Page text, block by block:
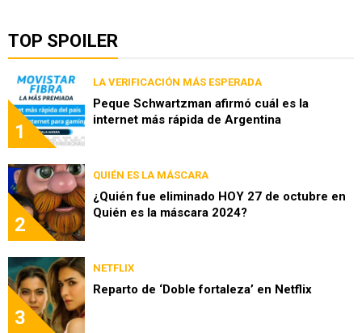
TOP SPOILER
1
LA VERIFICACIÓN MÁS ESPERADA
Peque Schwartzman afirmó cuál es la
internet más rápida de Argentina
2
QUIÉN ES LA MÁSCARA
¿Quién fue eliminado HOY 27 de octubre en
Quién es la máscara 2024?
3
NETFLIX
Reparto de ‘Doble fortaleza’ en Netflix